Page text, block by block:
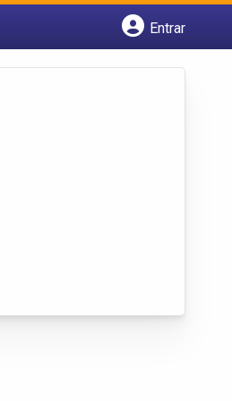
Entrar